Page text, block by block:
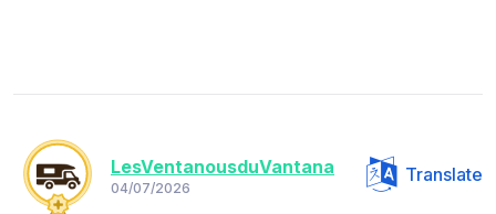
LesVentanousduVantana
04/07/2026
Translate